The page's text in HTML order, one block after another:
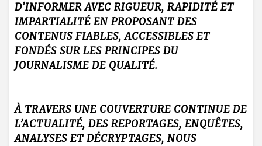
D’INFORMER AVEC RIGUEUR, RAPIDITÉ ET
IMPARTIALITÉ EN PROPOSANT DES
CONTENUS FIABLES, ACCESSIBLES ET
FONDÉS SUR LES PRINCIPES DU
JOURNALISME DE QUALITÉ.
À TRAVERS UNE COUVERTURE CONTINUE DE
L’ACTUALITÉ, DES REPORTAGES, ENQUÊTES,
ANALYSES ET DÉCRYPTAGES, NOUS